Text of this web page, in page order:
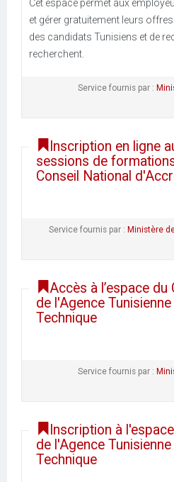
Cet espace permet aux
et gérer gratuitement leurs
des candidats Tunisiens et de
recherchent.
Service fournis par :
Inscription en ligne
sessions de
Conseil National
Service fournis par : Ministère
Accès à l’espace
de l'Agence
Technique
Service fournis par :
Inscription à
de l'Agence
Technique